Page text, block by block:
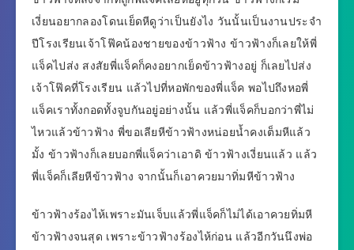
เงี่ยนอยากลองโดนเย็ดหีดูว่าเป็นยังไง วันนั้นเป็นงานประจำ
ปีโรงเรียนเจ้าโฟ๊คน้องชายของข้าวฟ้าง ข้าวฟ้างก็เลยให้พี่
แจ็คไปส่ง สงสัยพี่แจ็คก็คงอยากเย็ดข้าวฟ้างอยู่ ก็เลยไปส่ง
เจ้าโฟ๊คที่โรงเรียน แล้วไปที่หอพักของพี่แจ็ค พอไปถึงหอพี่
แจ็คเราทั้งกอดทั้งจูบกันอยู่อย่างนั้น แล้วพี่แจ็คก็บอกว่าพี่ไม่
ไหวแล้วข้าวฟ้าง พี่ขอเลียหีข้าวฟ้างหน่อยน้ำคงเต็มหีแล้ว
มั้ง ข้าวฟ้างก็เลยบอกพี่แจ็คว่าเอาดิ ข้าวฟ้างเงี่ยนแล้ว แล้ว
พี่แจ็คก็เลียหีข้าวฟ้าง จากนั้นก็เอาควยมาทิ่มหีข้าวฟ้าง
ข้าวฟ้างร้องไห้เพราะมันเจ็บแล้วพี่แจ็คก็ไม่ได้เอาควยทิ่มหี
ข้าวฟ้างจนสุด เพราะข้าวฟ้างร้องไห้ก่อน แล้วอีกวันนึงพ่อ